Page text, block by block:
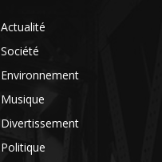
Actualité
Société
Environnement
Musique
Divertissement
Politique